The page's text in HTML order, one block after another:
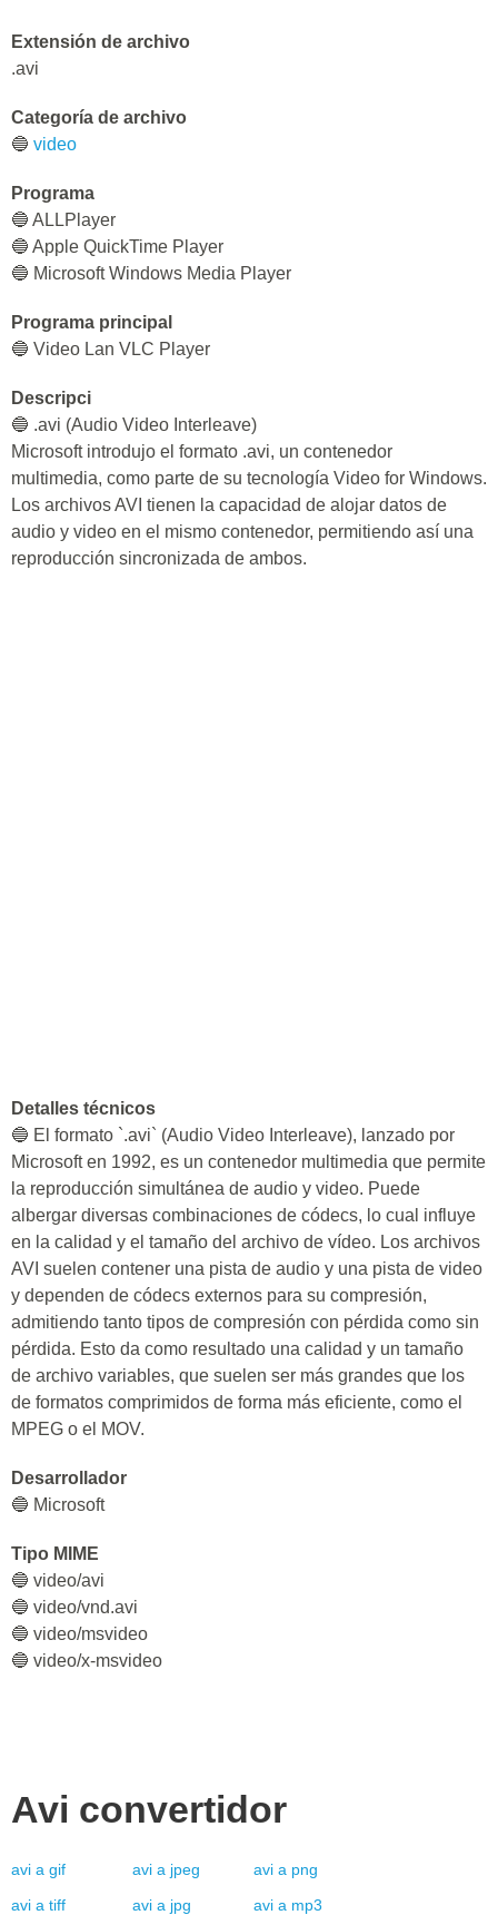
Extensión de archivo
.avi
Categoría de archivo
🔵 video
Programa
🔵 ALLPlayer
🔵 Apple QuickTime Player
🔵 Microsoft Windows Media Player
Programa principal
🔵 Video Lan VLC Player
Descripci
🔵 .avi (Audio Video Interleave)
Microsoft introdujo el formato .avi, un contenedor
multimedia, como parte de su tecnología Video for Windows.
Los archivos AVI tienen la capacidad de alojar datos de
audio y video en el mismo contenedor, permitiendo así una
reproducción sincronizada de ambos.
Detalles técnicos
🔵 El formato `.avi` (Audio Video Interleave), lanzado por
Microsoft en 1992, es un contenedor multimedia que permite
la reproducción simultánea de audio y video. Puede
albergar diversas combinaciones de códecs, lo cual influye
en la calidad y el tamaño del archivo de vídeo. Los archivos
AVI suelen contener una pista de audio y una pista de video
y dependen de códecs externos para su compresión,
admitiendo tanto tipos de compresión con pérdida como sin
pérdida. Esto da como resultado una calidad y un tamaño
de archivo variables, que suelen ser más grandes que los
de formatos comprimidos de forma más eficiente, como el
MPEG o el MOV.
Desarrollador
🔵 Microsoft
Tipo MIME
🔵 video/avi
🔵 video/vnd.avi
🔵 video/msvideo
🔵 video/x-msvideo
Avi convertidor
avi a gif avi a jpeg avi a png
avi a tiff avi a jpg avi a mp3